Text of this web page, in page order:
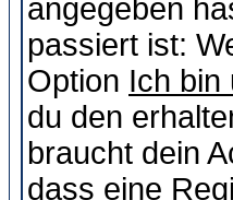
angegeben
passiert ist:
Option Ich bin
du den
braucht dein
dass eine